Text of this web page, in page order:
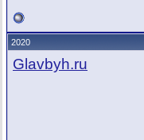
2020
Glavbyh.ru